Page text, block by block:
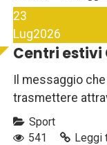
23
Lug2026
Centri estivi
Il messaggio
trasmettere
Sport
541
Leggi